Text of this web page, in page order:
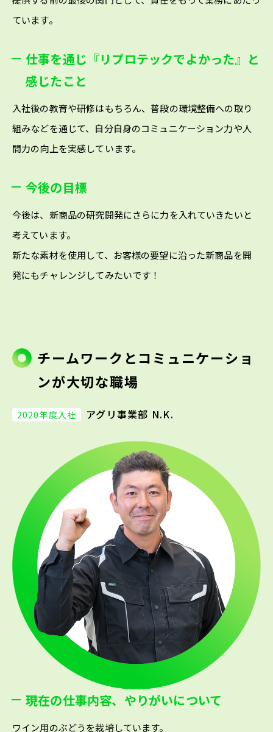
ています。
仕事を通じ『リプロテックでよかった』と
感じたこと
入社後の教育や研修はもちろん、普段の環境整備への取り
組みなどを通じて、自分自身のコミュニケーション力や人
間力の向上を実感しています。
今後の目標
今後は、新商品の研究開発にさらに力を入れていきたいと
考えています。
新たな素材を使用して、お客様の要望に沿った新商品を開
発にもチャレンジしてみたいです！
チームワークとコミュニケーショ
ンが大切な職場
2020年度入社 アグリ事業部 N.K.
現在の仕事内容、やりがいについて
ワイン用のぶどうを栽培しています。